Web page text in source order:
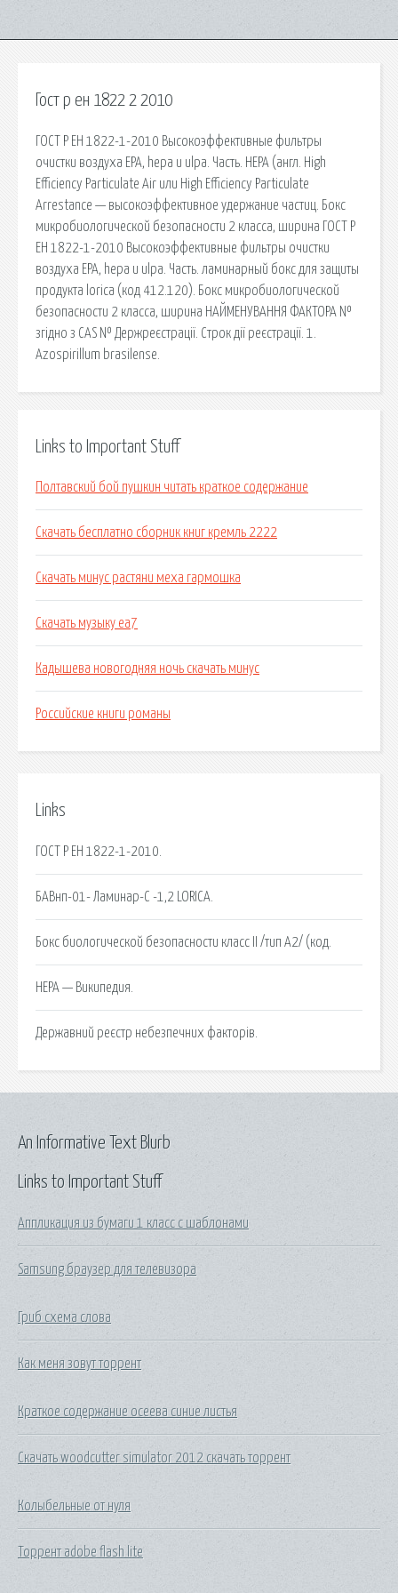
Гост р ен 1822 2 2010
ГОСТ Р ЕН 1822-1-2010 Высокоэффективные фильтры
очистки воздуха ЕРА, hepa и ulpa. Часть. HEPA (англ. High
Efficiency Particulate Air или High Efficiency Particulate
Arrestance — высокоэффективное удержание частиц. Бокс
микробиологической безопасности 2 класса, ширина ГОСТ Р
ЕН 1822-1-2010 Высокоэффективные фильтры очистки
воздуха ЕРА, hepa и ulpa. Часть. ламинарный бокс для защиты
продукта lorica (код 412.120). Бокс микробиологической
безопасности 2 класса, ширина НАЙМЕНУВАННЯ ФАКТОРА №
згідно з CAS № Держреєстрації. Строк дії реєстрації. 1.
Azospirillum brasilense.
Links to Important Stuff
Полтавский бой пушкин читать краткое содержание
Скачать бесплатно сборник книг кремль 2222
Скачать минус растяни меха гармошка
Скачать музыку еа7
Кадышева новогодняя ночь скачать минус
Российские книги романы
Links
ГОСТ Р ЕН 1822-1-2010.
БАВнп-01- Ламинар-С -1,2 LORICA.
Бокс биологической безопасности класс II /тип А2/ (код.
HEPA — Википедия.
Державний реєстр небезпечних факторів.
Links to Important Stuff
Аппликация из бумаги 1 класс с шаблонами
Samsung браузер для телевизора
Гриб схема слова
Как меня зовут торрент
Краткое содержание осеева синие листья
Скачать woodcutter simulator 2012 скачать торрент
Колыбельные от нуля
Торрент adobe flash lite
An Informative Text Blurb